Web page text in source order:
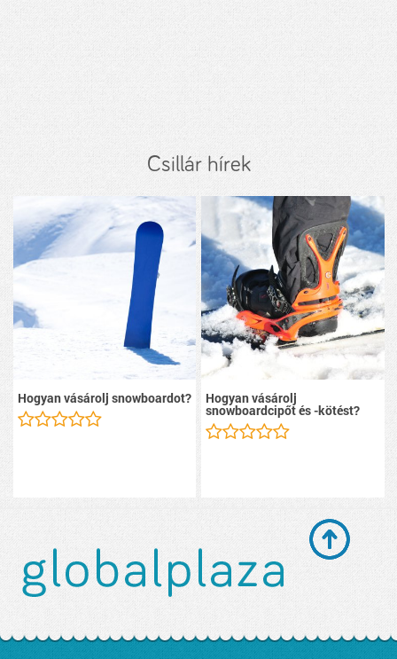
Csillár hírek
Hogyan vásárolj snowboardot? Hogyan vásárolj
snowboardcipőt és -kötést?